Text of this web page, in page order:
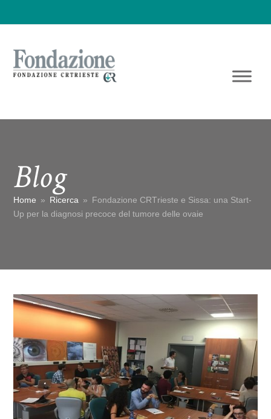
Blog
Home » Ricerca » Fondazione CRTrieste e Sissa: una Start-
Up per la diagnosi precoce del tumore delle ovaie